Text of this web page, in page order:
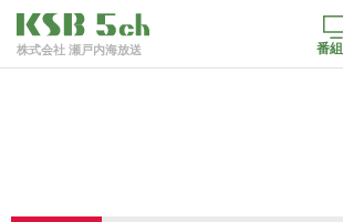
株式会社 瀬戸内海放送 番